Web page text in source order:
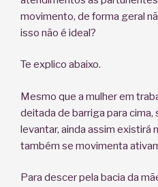
movimento, de forma geral
isso não é ideal?
Te explico abaixo.
Mesmo que a mulher em
deitada de barriga para
levantar, ainda assim existirá
também se movimenta
Para descer pela bacia da